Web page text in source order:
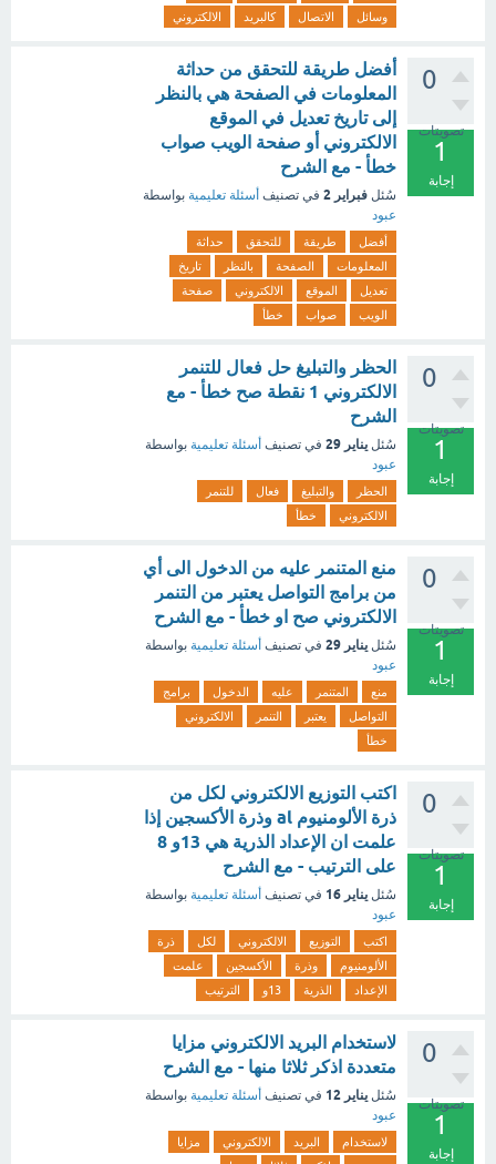
وسائل
الاتصال كالبريد الالكتروني
0
تصويتات
1
إجابة
أفضل طريقة للتحقق من حداثة
المعلومات في الصفحة هي بالنظر
إلى تاريخ تعديل في الموقع
الالكتروني أو صفحة الويب صواب
خطأ - مع الشرح
سُئل فبراير 2 في تصنيف أسئلة تعليمية بواسطة
عبود
أفضل طريقة للتحقق
حداثة
المعلومات
الصفحة بالنظر
تاريخ
تعديل
الموقع الالكتروني
صفحة
الويب
صواب خطأ
0
تصويتات
1
إجابة
الحظر والتبليغ حل فعال للتنمر
الالكتروني 1 نقطة صح خطأ - مع
الشرح
سُئل يناير 29 في تصنيف أسئلة تعليمية بواسطة
عبود
الحظر والتبليغ فعال
للتنمر
الالكتروني
خطأ
0
تصويتات
1
إجابة
منع المتنمر عليه من الدخول الى أي
من برامج التواصل يعتبر من التنمر
الالكتروني صح او خطأ - مع الشرح
سُئل يناير 29 في تصنيف أسئلة تعليمية بواسطة
عبود
منع المتنمر عليه الدخول
برامج
التواصل
يعتبر التنمر
الالكتروني
خطأ
0
تصويتات
1
إجابة
اكتب التوزيع الالكتروني لكل من
ذرة الألومنيوم al وذرة الأكسجين إذا
علمت ان الإعداد الذرية هي 13و 8
على الترتيب - مع الشرح
سُئل يناير 16 في تصنيف أسئلة تعليمية بواسطة
عبود
اكتب التوزيع الالكتروني لكل
ذرة
الألومنيوم
وذرة الأكسجين
علمت
الإعداد
الذرية 13و الترتيب
0
تصويتات
1
إجابة
لاستخدام البريد الالكتروني مزايا
متعددة اذكر ثلاثا منها - مع الشرح
سُئل يناير 12 في تصنيف أسئلة تعليمية بواسطة
عبود
لاستخدام البريد الالكتروني
مزايا